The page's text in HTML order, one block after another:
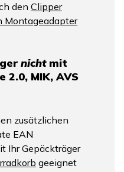
den Clipper
Montageadapter
nicht mit
2.0, MIK, AVS
zusätzlichen
EAN
Ihr Gepäckträger
geeignet